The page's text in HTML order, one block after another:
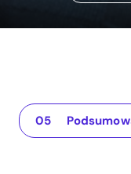
Zarządzanie frustracją
The app
Praktyczne